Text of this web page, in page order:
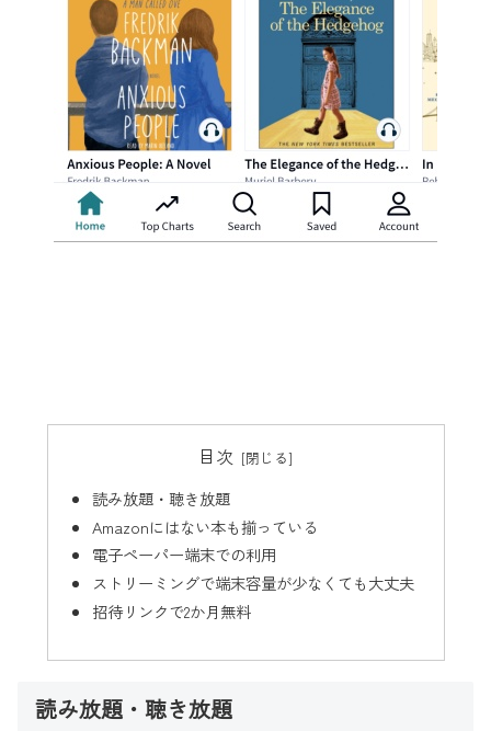
目次
読み放題・聴き放題
Amazonにはない本も揃っている
電子ペーパー端末での利用
ストリーミングで端末容量が少なくても大丈夫
招待リンクで2か月無料
読み放題・聴き放題